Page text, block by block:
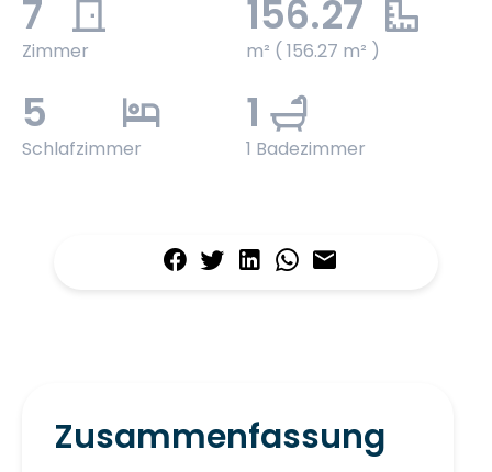
7
Zimmer
156.27
m² ( 156.27 m² )
5
Schlafzimmer
1
1 Badezimmer
Zusammenfassung